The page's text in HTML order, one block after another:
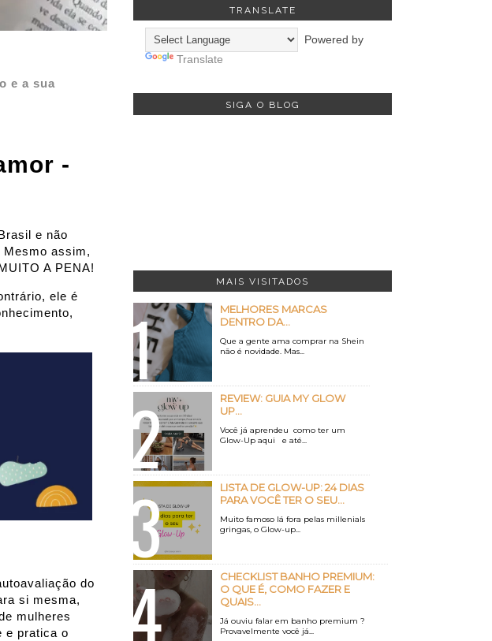
e a sua
-
e não
assim,
A PENA!
ele é
do
si mesma,
mulheres
e pratica o
TRANSLATE
Powered by
Translate
SIGA O BLOG
MAIS VISITADOS
MELHORES MARCAS
DENTRO DA...
Que a gente ama comprar na Shein
não é novidade. Mas...
REVIEW: GUIA MY GLOW
UP...
Você já aprendeu como ter um
Glow-Up aqui e até...
LISTA DE GLOW-UP: 24 DIAS
PARA VOCÊ TER O SEU...
Muito famoso lá fora pelas millenials
gringas, o Glow-up...
CHECKLIST BANHO PREMIUM:
O QUE É, COMO FAZER E
QUAIS...
Já ouviu falar em banho premium ?
Provavelmente você já...